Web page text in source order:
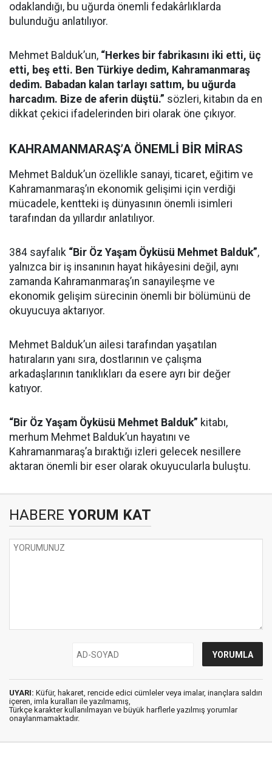
odaklandığı, bu uğurda önemli fedakârlıklarda
bulunduğu anlatılıyor.
Mehmet Balduk’un, “Herkes bir fabrikasını iki etti, üç
etti, beş etti. Ben Türkiye dedim, Kahramanmaraş
dedim. Babadan kalan tarlayı sattım, bu uğurda
harcadım. Bize de aferin düştü.” sözleri, kitabın da en
dikkat çekici ifadelerinden biri olarak öne çıkıyor.
KAHRAMANMARAŞ’A ÖNEMLİ BİR MİRAS
Mehmet Balduk’un özellikle sanayi, ticaret, eğitim ve
Kahramanmaraş’ın ekonomik gelişimi için verdiği
mücadele, kentteki iş dünyasının önemli isimleri
tarafından da yıllardır anlatılıyor.
384 sayfalık “Bir Öz Yaşam Öyküsü Mehmet Balduk”,
yalnızca bir iş insanının hayat hikâyesini değil, aynı
zamanda Kahramanmaraş’ın sanayileşme ve
ekonomik gelişim sürecinin önemli bir bölümünü de
okuyucuya aktarıyor.
Mehmet Balduk’un ailesi tarafından yaşatılan
hatıraların yanı sıra, dostlarının ve çalışma
arkadaşlarının tanıklıkları da esere ayrı bir değer
katıyor.
“Bir Öz Yaşam Öyküsü Mehmet Balduk” kitabı,
merhum Mehmet Balduk’un hayatını ve
Kahramanmaraş’a bıraktığı izleri gelecek nesillere
aktaran önemli bir eser olarak okuyucularla buluştu.
HABERE YORUM KAT
UYARI: Küfür, hakaret, rencide edici cümleler veya imalar, inançlara saldırı
içeren, imla kuralları ile yazılmamış,
Türkçe karakter kullanılmayan ve büyük harflerle yazılmış yorumlar
onaylanmamaktadır.